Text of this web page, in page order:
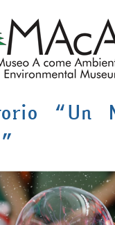
“Un